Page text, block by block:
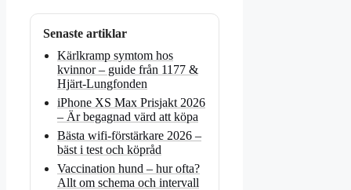
Senaste artiklar
Kärlkramp symtom hos
kvinnor – guide från 1177 &
Hjärt-Lungfonden
iPhone XS Max Prisjakt 2026
– Är begagnad värd att köpa
Bästa wifi-förstärkare 2026 –
bäst i test och köpråd
Vaccination hund – hur ofta?
Allt om schema och intervall